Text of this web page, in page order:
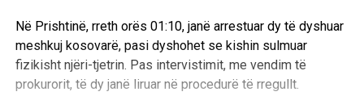
Në Prishtinë, rreth orës 01:10, janë arrestuar dy të dyshuar
meshkuj kosovarë, pasi dyshohet se kishin sulmuar
fizikisht njëri-tjetrin. Pas intervistimit, me vendim të
prokurorit, të dy janë liruar në procedurë të rregullt.